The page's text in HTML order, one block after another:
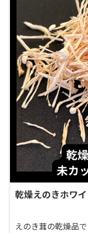
乾燥えのきホワ
えのき茸の乾燥品